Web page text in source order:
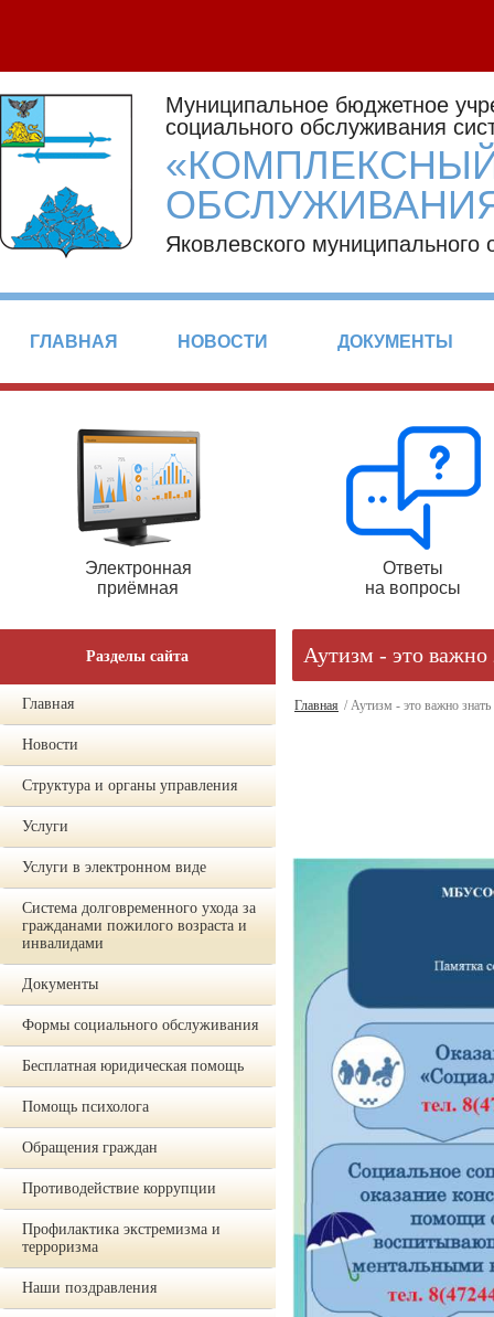
Муниципальное бюджетное
социального обслуживания
Яковлевского муниципального
ГЛАВНАЯ НОВОСТИ ДОКУМЕНТЫ
Электронная
приёмная
Ответы
на вопросы
Разделы сайта
Главная
Новости
Структура и органы управления
Услуги
Услуги в электронном виде
Система долговременного ухода за
гражданами пожилого возраста и
инвалидами
Документы
Формы социального обслуживания
Бесплатная юридическая помощь
Помощь психолога
Обращения граждан
Противодействие коррупции
Профилактика экстремизма и
терроризма
Наши поздравления
Аутизм - это важно
Главная / Аутизм - это важно знать